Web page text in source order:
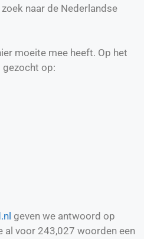
naar de Nederlandse
moeite mee heeft. Op het
gezocht op:
geven we antwoord op
al voor 243,027 woorden een